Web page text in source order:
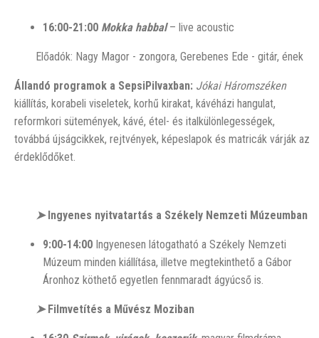
16:00-21:00 Mokka habbal– live acoustic
Előadók: Nagy Magor - zongora, Gerebenes Ede - gitár, ének
Állandó programok a SepsiPilvaxban: Jókai Háromszéken
kiállítás, korabeli viseletek, korhű kirakat, kávéházi hangulat,
reformkori sütemények, kávé, étel- és italkülönlegességek,
továbbá újságcikkek, rejtvények, képeslapok és matricák várják az
érdeklődőket.
➤ Ingyenes nyitvatartás a Székely Nemzeti Múzeumban
9:00-14:00 Ingyenesen látogatható a Székely Nemzeti
Múzeum minden kiállítása, illetve megtekinthető a Gábor
Áronhoz köthető egyetlen fennmaradt ágyúcső is.
➤ Filmvetítés a Művész Moziban